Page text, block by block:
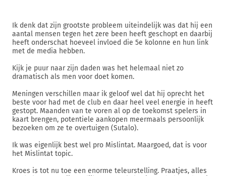
Ik denk dat zijn grootste probleem uiteindelijk was dat hij een
aantal mensen tegen het zere been heeft geschopt en daarbij
heeft onderschat hoeveel invloed die 5e kolonne en hun link
met de media hebben.
Kijk je puur naar zijn daden was het helemaal niet zo
dramatisch als men voor doet komen.
Meningen verschillen maar ik geloof wel dat hij oprecht het
beste voor had met de club en daar heel veel energie in heeft
gestopt. Maanden van te voren al op de toekomst spelers in
kaart brengen, potentiele aankopen meermaals persoonlijk
bezoeken om ze te overtuigen (Sutalo).
Ik was eigenlijk best wel pro Mislintat. Maargoed, dat is voor
het Mislintat topic.
Kroes is tot nu toe een enorme teleurstelling. Praatjes, alles